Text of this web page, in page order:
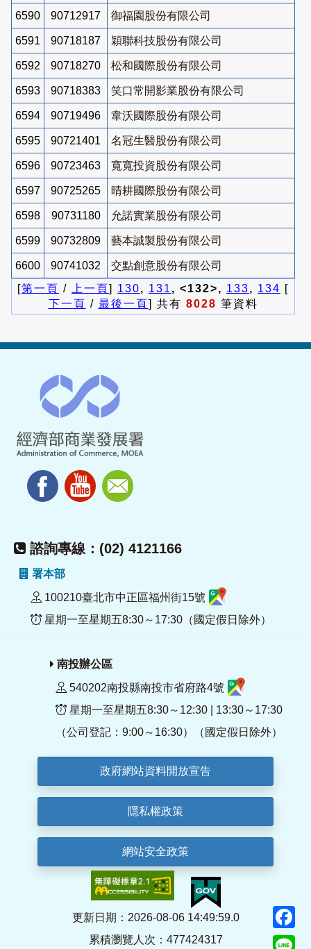
6590 90712917 御福園股份有限公司
6591 90718187 穎聯科技股份有限公司
6592 90718270 松和國際股份有限公司
6593 90718383 笑口常開影業股份有限公司
6594 90719496 韋沃國際股份有限公司
6595 90721401 名冠生醫股份有限公司
6596 90723463 寬寬投資股份有限公司
6597 90725265 晴耕國際股份有限公司
6598 90731180 允諾實業股份有限公司
6599 90732809 藝本誠製股份有限公司
6600 90741032
交點創意股份有限公司
[第一頁 / 上一頁] 130, 131 , <132>, 133, 134 [
下一頁 / 最後一頁] 共有 8028 筆資料
諮詢專線：(02) 4121166
署本部
100210臺北市中正區福州街15號
星期一至星期五8:30～17:30（國定假日除外）
南投辦公區
540202南投縣南投市省府路4號
星期一至星期五8:30～12:30 | 13:30～17:30
（公司登記：9:00～16:30）（國定假日除外）
政府網站資料開放宣告
隱私權政策
網站安全政策
更新日期：2026-08-06 14:49:59.0
累積瀏覽人次：477424317